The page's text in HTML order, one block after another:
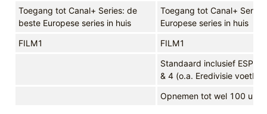
Toegang tot Canal+ Series: de
beste Europese series in huis
Toegang tot Canal+
Europese series in huis
FILM1
FILM1
Standaard inclusief ESPN,
& 4 (o.a. Eredivisie voetbal)
Opnemen tot wel 100 uur